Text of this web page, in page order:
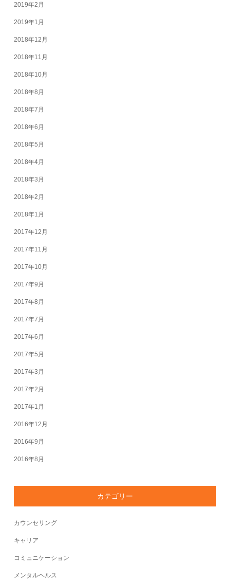
2019年2月
2019年1月
2018年12月
2018年11月
2018年10月
2018年8月
2018年7月
2018年6月
2018年5月
2018年4月
2018年3月
2018年2月
2018年1月
2017年12月
2017年11月
2017年10月
2017年9月
2017年8月
2017年7月
2017年6月
2017年5月
2017年3月
2017年2月
2017年1月
2016年12月
2016年9月
2016年8月
カテゴリー
カウンセリング
キャリア
コミュニケーション
メンタルヘルス